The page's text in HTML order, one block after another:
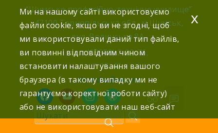
content
“Шумське професійно-технічне училище”
47100 Тернопільська обл., м.Шумськ,
вул. Волинська 8А,
тел: (03558) 2-22-76,
2-25-42,
shumdnz@ukr.net
facebookyoutubeinstagramwordpress
Ми на нашому сайті використовуємо
файли cookie, якщо ви не згодні, щоб
ми використовували даний тип файлів,
ви повинні відповідним чином
встановити налаштування вашого
браузера (в такому випадку ми не
гарантуємо коректної роботи сайту)
або не використовувати наш веб-сайт
x